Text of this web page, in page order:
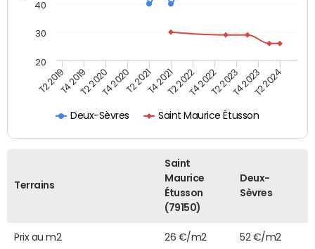
Deux-Sèvres Saint Maurice Étusson
T2 2019T4 2019T2 2020T4 2020T2 2021T4 2021T2 2022T4 2022T2 2023T4 2023T2 2024
20
30
40
Terrains
Saint
Maurice
Étusson
(79150)
Deux-
Sèvres
Prix au m2 26 €/m2 52 €/m2